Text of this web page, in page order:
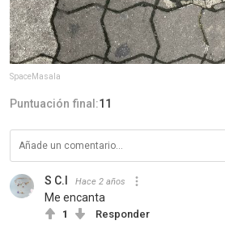
SpaceMasala
Puntuación final:11
S C.I Hace 2 años
Me encanta
1 Responder